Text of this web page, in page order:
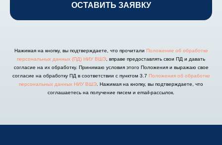
ОСТАВИТЬ ЗАЯВКУ
Нажимая на кнопку, вы подтверждаете, что прочитали Положение об обработке
персональных данных (ПД) НИУ ВШЭ , вправе предоставлять свои ПД и давать
согласие на их обработку. Принимаю условия этого Положения и выражаю свое
согласие на обработку ПД в соответствии с пунктом 3.7 Положения об обработке
персональных данных НИУ ВШЭ . Нажимая на кнопку, вы подтверждаете, что
соглашаетесь на получение писем и email-рассылок.